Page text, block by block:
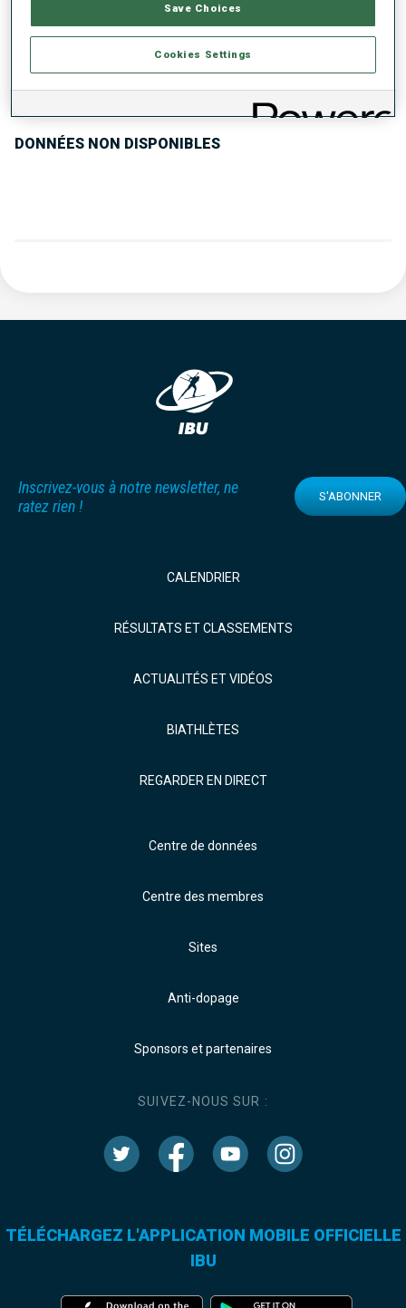
DONNÉES NON DISPONIBLES
Inscrivez-vous à notre newsletter, ne
ratez rien !
S'ABONNER
CALENDRIER
RÉSULTATS ET CLASSEMENTS
ACTUALITÉS ET VIDÉOS
BIATHLÈTES
REGARDER EN DIRECT
Centre de données
Centre des membres
Sites
Anti-dopage
Sponsors et partenaires
SUIVEZ-NOUS SUR :
TÉLÉCHARGEZ L'APPLICATION MOBILE OFFICIELLE
IBU
Save Choices
Cookies Settings